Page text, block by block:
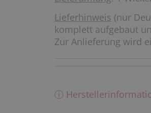
Lieferhinweis (nur
komplett aufgebaut
Zur Anlieferung wird
ⓘ